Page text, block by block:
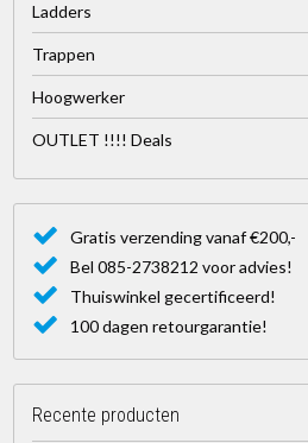
Ladders
Trappen
Hoogwerker
OUTLET !!!! Deals
Gratis verzending vanaf €200,-
Bel 085-2738212 voor advies!
Thuiswinkel gecertificeerd!
100 dagen retourgarantie!
Recente producten